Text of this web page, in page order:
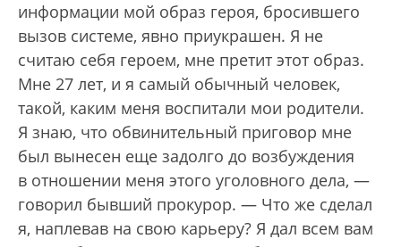
информации мой образ героя, бросившего
вызов системе, явно приукрашен. Я не
считаю себя героем, мне претит этот образ.
Мне 27 лет, и я самый обычный человек,
такой, каким меня воспитали мои родители.
Я знаю, что обвинительный приговор мне
был вынесен еще задолго до возбуждения
в отношении меня этого уголовного дела, —
говорил бывший прокурор. — Что же сделал
я, наплевав на свою карьеру? Я дал всем вам